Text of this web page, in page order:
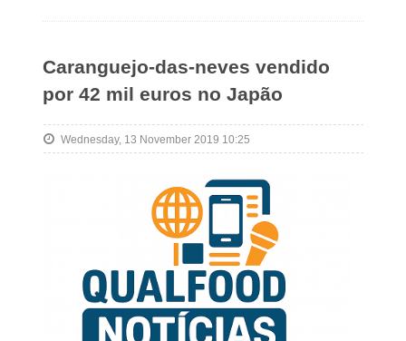
Caranguejo-das-neves vendido
por 42 mil euros no Japão
Wednesday, 13 November 2019 10:25